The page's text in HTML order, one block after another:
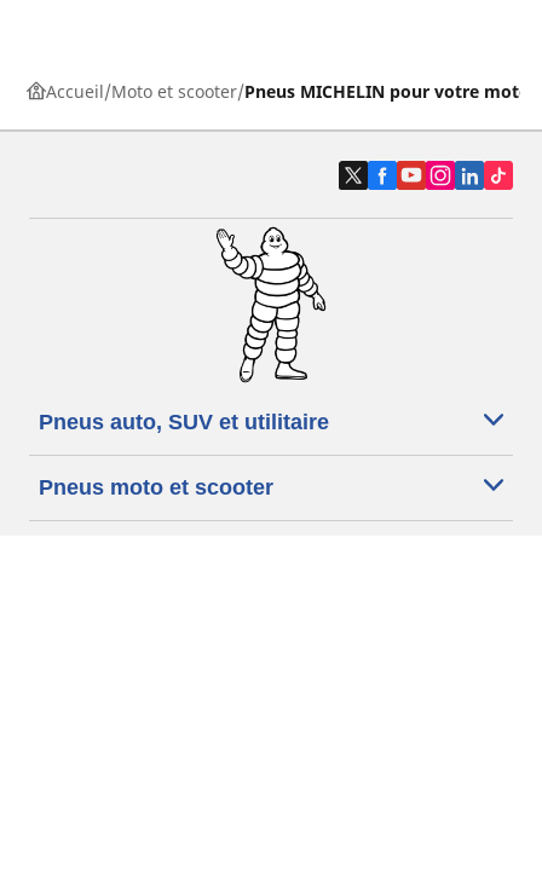
Accueil Moto et scooter Pneus MICHELIN pour votre moto
Pneus auto, SUV et utilitaire
Pneus moto et scooter